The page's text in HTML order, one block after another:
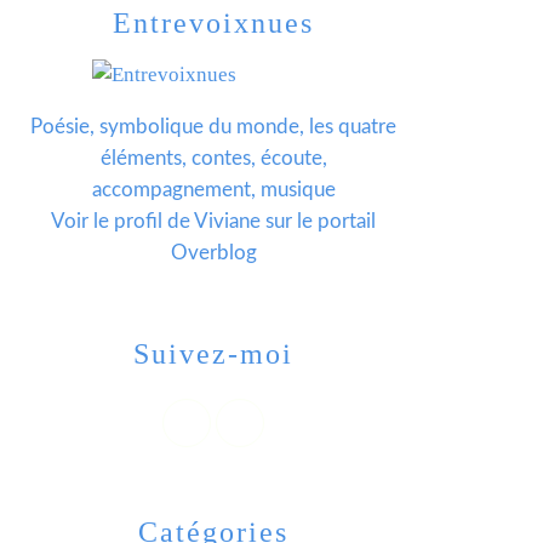
Catégories
Entrevoixnues
Poésie, symbolique du monde, les quatre
éléments, contes, écoute,
accompagnement, musique
Voir le profil deViviane sur le portail
Overblog
Suivez-moi